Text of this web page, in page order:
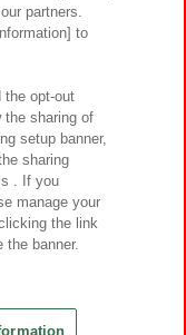
ティ方針と検証結果
質問・お問い合わせ
Inc.
Reserved.
partners.
to
the opt-out
the sharing of
setup banner,
sharing
. If you
manage your
the link
the banner.